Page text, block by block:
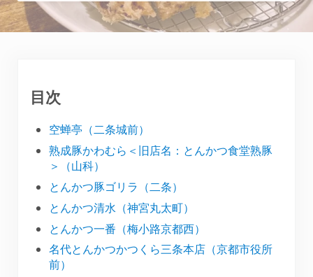
目次
空蝉亭（二条城前）
熟成豚かわむら＜旧店名：とんかつ食堂熟豚
＞（山科）
とんかつ豚ゴリラ（二条）
とんかつ清水（神宮丸太町）
とんかつ一番（梅小路京都西）
名代とんかつかつくら三条本店（京都市役所
前）